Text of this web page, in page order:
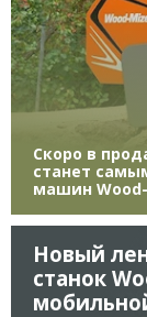
Скоро в
станет
машин
Новый
станок